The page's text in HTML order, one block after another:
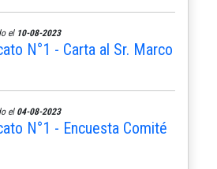
el 10-08-2023
N°1 - Carta al Sr. Marco
el 04-08-2023
N°1 - Encuesta Comité